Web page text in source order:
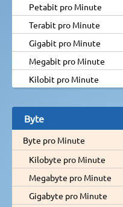
Petabit pro Minute
Terabit pro Minute
Gigabit pro Minute
Megabit pro Minute
Kilobit pro Minute
Byte
Byte pro Minute
Kilobyte pro Minute
Megabyte pro Minute
Gigabyte pro Minute